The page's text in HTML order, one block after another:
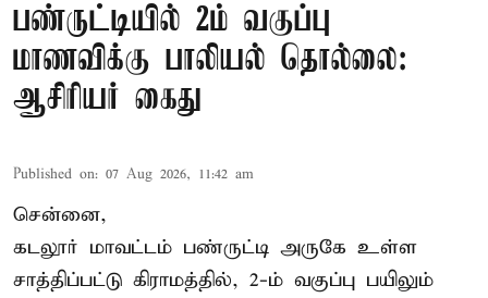
பண்ருட்டியில் 2ம் வகுப்பு
மாணவிக்கு பாலியல் தொல்லை:
ஆசிரியர் கைது
Published on: 07 Aug 2026, 11:42 am
சென்னை,
கடலூர் மாவட்டம் பண்ருட்டி அருகே உள்ள
சாத்திப்பட்டு கிராமத்தில், 2-ம் வகுப்பு பயிலும்